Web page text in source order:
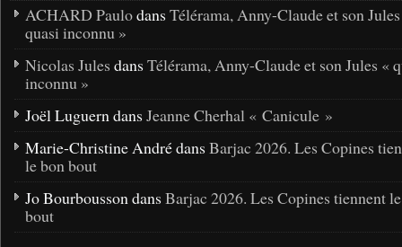
ACHARD Paulodans Télérama, Anny-Claude et son
quasi inconnu »
Nicolas Jules dans Télérama, Anny-Claude et son Jules «
inconnu »
Joël Luguern dans Jeanne Cherhal « Canicule »
Marie-Christine André dans Barjac 2026. Les Copines
le bon bout
Jo Bourbousson dans Barjac 2026. Les Copines tiennent
bout